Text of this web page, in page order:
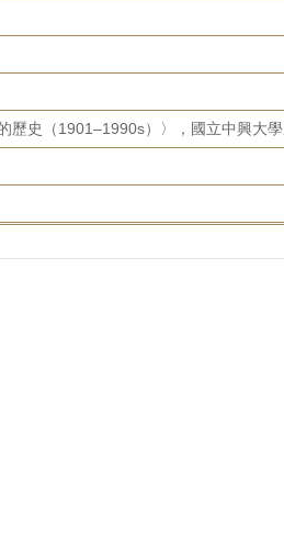
歷史（1901–1990s）〉，國立中興大